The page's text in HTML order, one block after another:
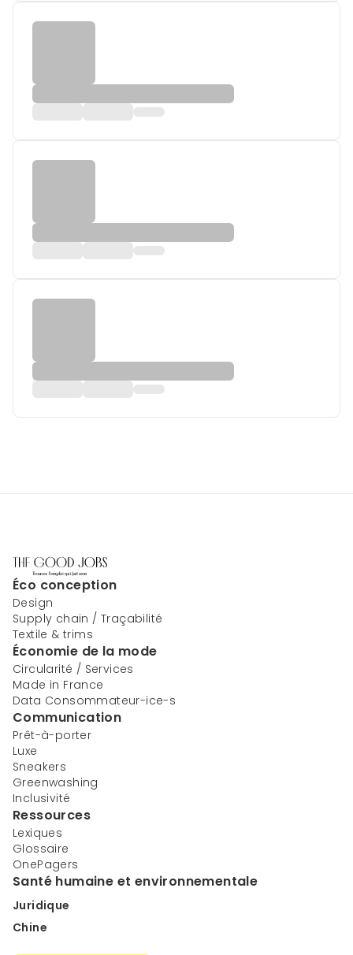
Éco conception
Design
Supply chain / Traçabilité
Textile & trims
Économie de la mode
Circularité / Services
Made in France
Data Consommateur-ice-s
Communication
Prêt-à-porter
Luxe
Sneakers
Greenwashing
Inclusivité
Ressources
Lexiques
Glossaire
OnePagers
Santé humaine et environnementale
Juridique
Chine